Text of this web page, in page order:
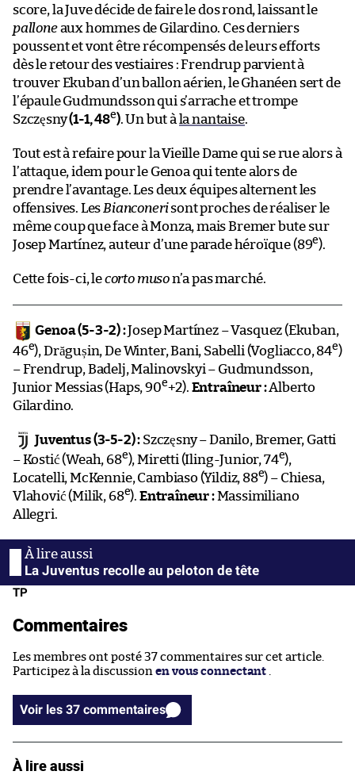
score, la Juve décide de faire le dos rond, laissant le
palloneaux hommes de Gilardino. Ces derniers
poussent et vont être récompensés de leurs efforts
dès le retour des vestiaires : Frendrup parvient à
trouver Ekuban d’un ballon aérien, le Ghanéen sert de
l’épaule Gudmundsson qui s’arrache et trompe
Szczęsny(1-1, 48e). Un but à la nantaise.
Tout est à refaire pour la Vieille Dame qui se rue alors à
l’attaque, idem pour le Genoa qui tente alors de
prendre l’avantage. Les deux équipes alternent les
offensives. Les Bianconerisont proches de réaliser le
même coup que face à Monza, mais Bremer bute sur
Josep Martínez, auteur d’une parade héroïque (89e).
Cette fois-ci, lecorto muson’a pas marché.
Genoa (5-3-2) :Josep Martínez – Vasquez (Ekuban,
46e), Drăgușin, De Winter, Bani, Sabelli (Vogliacco, 84e)
– Frendrup, Badelj, Malinovskyi – Gudmundsson,
Junior Messias (Haps, 90e+2). Entraîneur :Alberto
Gilardino.
Juventus (3-5-2) : Szczęsny – Danilo, Bremer, Gatti
– Kostić (Weah, 68e), Miretti (Iling-Junior, 74e),
Locatelli, McKennie, Cambiaso (Yildiz, 88e) – Chiesa,
Vlahović (Milik, 68e). Entraîneur :Massimiliano
Allegri.
La Juventus recolle au peloton de tête
TP
Commentaires
Les membres ont posté 37 commentaires sur cet article.
Participez à la discussion en vous connectant .
Voir les 37 commentaires
À lire aussi